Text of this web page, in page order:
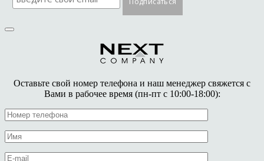
Оставьте свой номер телефона и наш менеджер свяжется с
Вами в рабочее время (пн-пт с 10:00-18:00):